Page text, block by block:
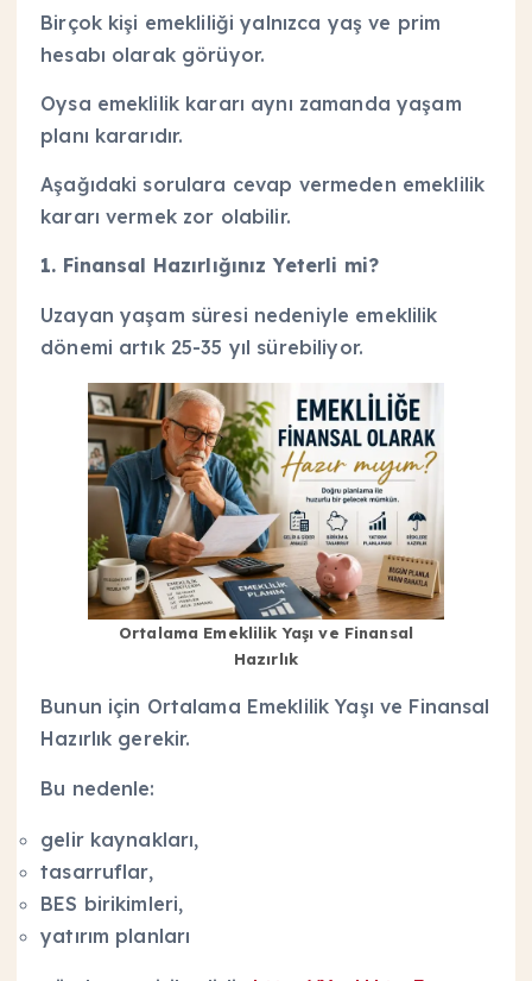
Birçok kişi emekliliği yalnızca yaş ve prim
hesabı olarak görüyor.
Oysa emeklilik kararı aynı zamanda yaşam
planı kararıdır.
Aşağıdaki sorulara cevap vermeden emeklilik
kararı vermek zor olabilir.
1. Finansal Hazırlığınız Yeterli mi?
Uzayan yaşam süresi nedeniyle emeklilik
dönemi artık 25-35 yıl sürebiliyor.
Ortalama Emeklilik Yaşı ve Finansal
Hazırlık
Bunun için Ortalama Emeklilik Yaşı ve Finansal
Hazırlık gerekir.
Bu nedenle:
gelir kaynakları,
tasarruflar,
BES birikimleri,
yatırım planları